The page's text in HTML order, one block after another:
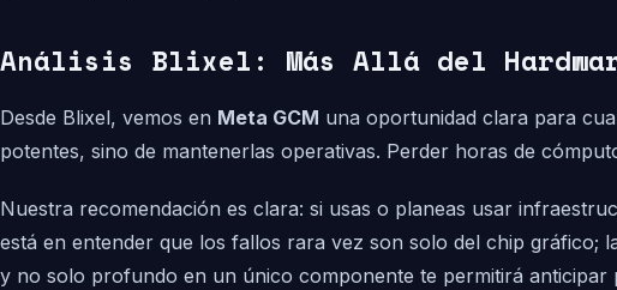
Análisis Blixel: Más Allá del
Desde Blixel, vemos en Meta GCM una oportunidad clara para
potentes, sino de mantenerlas operativas. Perder horas de
Nuestra recomendación es clara: si usas o planeas usar
está en entender que los fallos rara vez son solo del chip gráfico;
y no solo profundo en un único componente te permitirá